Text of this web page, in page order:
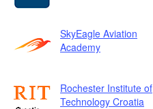
SkyEagle Aviation
Academy
Rochester Institute of
Technology Croatia